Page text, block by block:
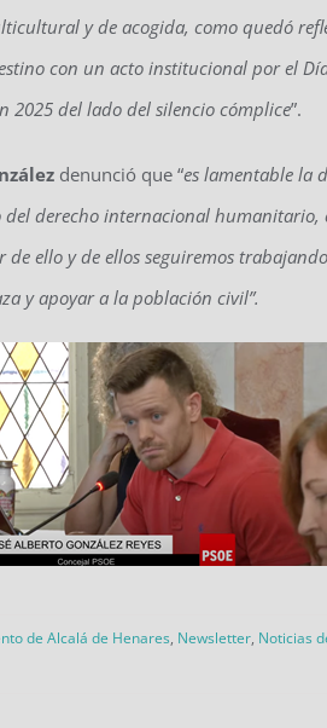
y de acogida, como quedó
con un acto institucional por el
2025 del lado del silencio cómplice”.
denunció que “es lamentable la
derecho internacional humanitario,
de ello y de ellos seguiremos
y apoyar a la población civil”.
de Alcalá de Henares, Newsletter, Noticias